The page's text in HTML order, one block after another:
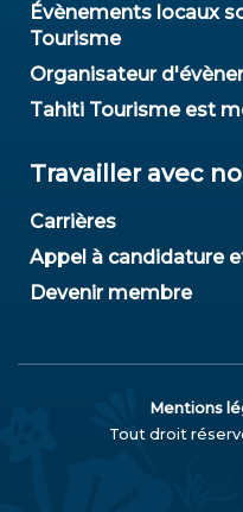
Évènements locaux
Tourisme
Organisateur
Tahiti Tourisme est
Travailler avec
Carrières
Appel à candidature
Devenir membre
Mentions
Tout droit